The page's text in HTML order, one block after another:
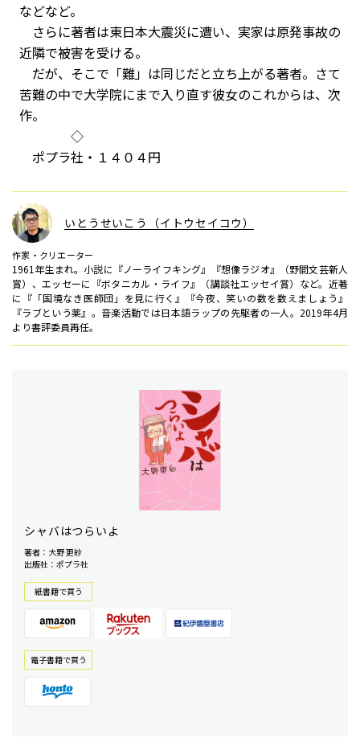
などなど。
さらに著者は東日本大震災に遭い、実家は原発事故の
近隣で被害を受ける。
だが、そこで「難」は同じだと立ち上がる著者。さて
苦難の中で大学院にまで入り直す彼女のこれからは、次
作。
◇
ポプラ社・１４０４円
いとうせいこう（イトウセイコウ）
作家・クリエーター
1961年生まれ。小説に『ノーライフキング』『想像ラジオ』（野間文芸新人
賞）、エッセーに『ボタニカル・ライフ』（講談社エッセイ賞）など。近著
に『「国境なき医師団」を見に行く』『今夜、笑いの数を数えましょう』
『ラブという薬』。音楽活動では日本語ラップの先駆者の一人。2019年4月
より書評委員再任。
シャバはつらいよ
著者：大野 更紗
出版社：ポプラ社
紙書籍で買う
電⼦書籍で買う